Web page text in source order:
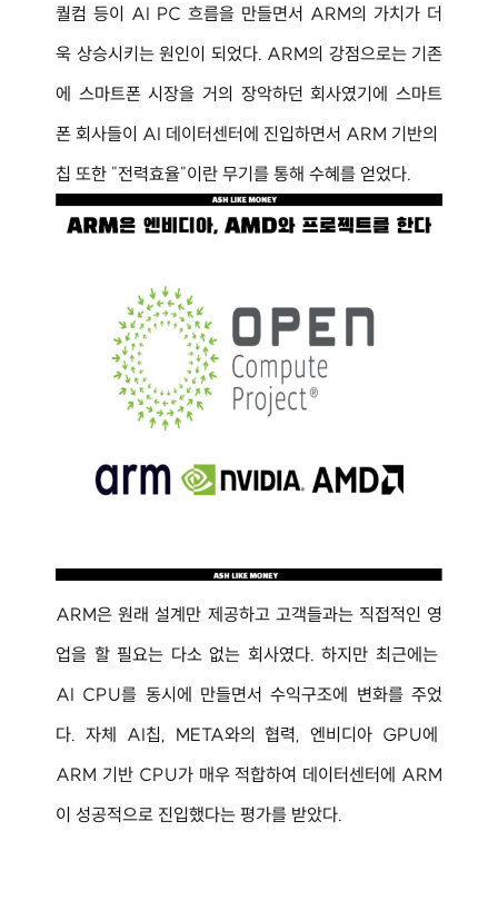
퀄컴 등이 AI PC 흐름을 만들면서 ARM의 가치가 더
욱 상승시키는 원인이 되었다. ARM의 강점으로는 기존
에 스마트폰 시장을 거의 장악하던 회사였기에 스마트
폰 회사들이 AI 데이터센터에 진입하면서 ARM 기반의
칩 또한 "전력효율"이란 무기를 통해 수혜를 얻었다.
ARM은 원래 설계만 제공하고 고객들과는 직접적인 영
업을 할 필요는 다소 없는 회사였다. 하지만 최근에는
AI CPU를 동시에 만들면서 수익구조에 변화를 주었
다. 자체 AI칩, META와의 협력, 엔비디아 GPU에
ARM 기반 CPU가 매우 적합하여 데이터센터에 ARM
이 성공적으로 진입했다는 평가를 받았다.